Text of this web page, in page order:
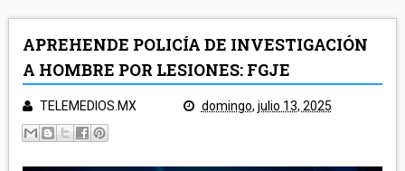
SALUD
TLAXCALA
APREHENDE POLICÍA DE INVESTIGACIÓN
A HOMBRE POR LESIONES: FGJE
TELEMEDIOS.MX domingo, julio 13, 2025